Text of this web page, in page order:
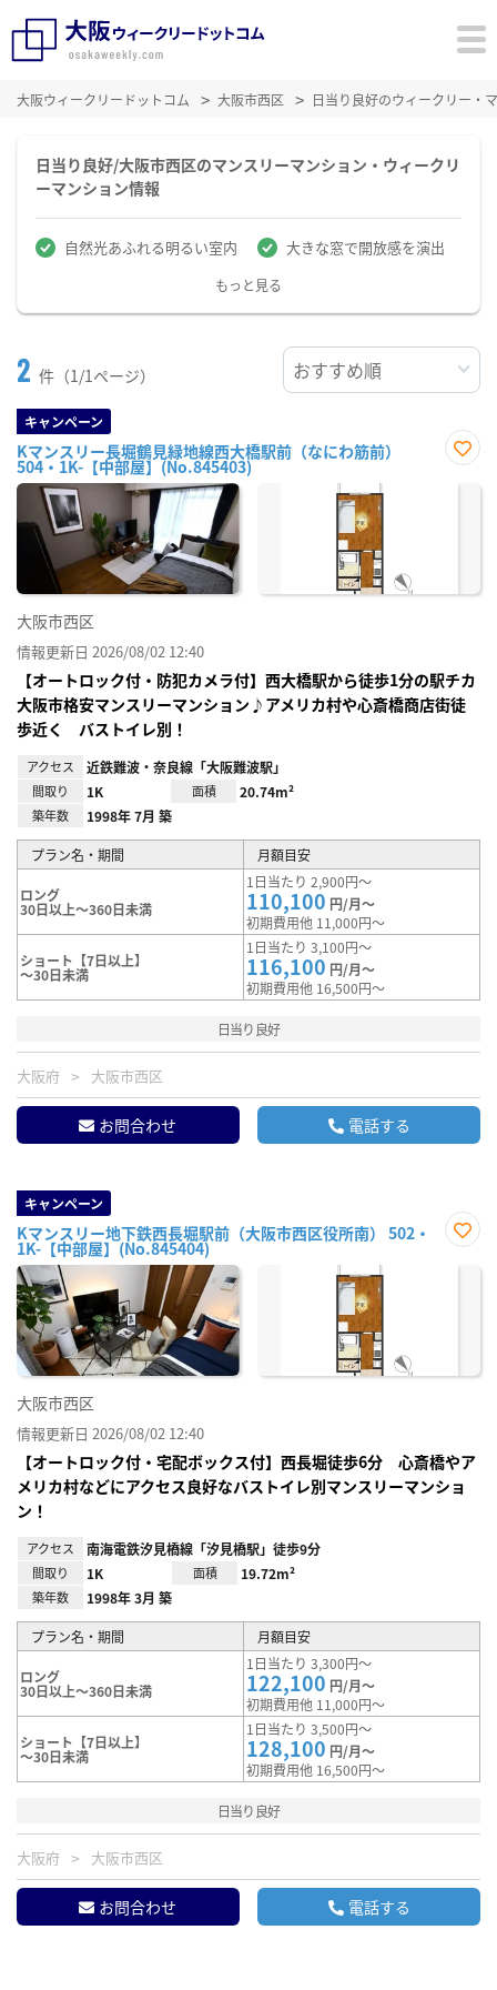
大阪ウィークリードットコム 大阪市西区 日当り良好のウィークリー・
日当り良好/大阪市西区のマンスリーマンション・ウィークリ
ーマンション情報
自然光あふれる明るい室内 大きな窓で開放感を演出
もっと見る
2 件（1/1ページ）
キャンペーン
Kマンスリー長堀鶴見緑地線西大橋駅前（なにわ筋前）
504・1K-【中部屋】(No.845403)
に入
大阪市西区
情報更新日 2026/08/02 12:40
【オートロック付・防犯カメラ付】西大橋駅から徒歩1分の駅チカ
大阪市格安マンスリーマンション♪アメリカ村や心斎橋商店街徒
歩近く バストイレ別！
アクセス 近鉄難波・奈良線「大阪難波駅」
間取り 1K 面積 20.74m²
築年数 1998年 7月 築
プラン名・期間 月額目安
ロング
30日以上～360日未満
1日当たり 2,900円～
110,100 円/月～
初期費用他 11,000円～
ショート【7日以上】
～30日未満
1日当たり 3,100円～
116,100 円/月～
初期費用他 16,500円～
日当り良好
大阪府 大阪市西区
お問合わせ 電話する
キャンペーン
Kマンスリー地下鉄西長堀駅前（大阪市西区役所南） 502・
1K-【中部屋】(No.845404)
に入
大阪市西区
情報更新日 2026/08/02 12:40
【オートロック付・宅配ボックス付】西長堀徒歩6分 心斎橋やア
メリカ村などにアクセス良好なバストイレ別マンスリーマンショ
ン！
アクセス 南海電鉄汐見橋線「汐見橋駅」徒歩9分
間取り 1K 面積 19.72m²
築年数 1998年 3月 築
プラン名・期間 月額目安
ロング
30日以上～360日未満
1日当たり 3,300円～
122,100 円/月～
初期費用他 11,000円～
ショート【7日以上】
～30日未満
1日当たり 3,500円～
128,100 円/月～
初期費用他 16,500円～
日当り良好
大阪府 大阪市西区
お問合わせ 電話する